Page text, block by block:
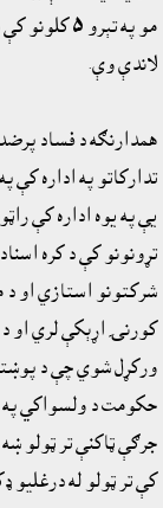
مو په تېرو
لاندې وې.
همدارنګه د فساد
تدارکاتو په اداره
يې په يوه اداره کې
تړونونو کې د کره
شرکتونو استازي او
کورنۍ اړېکې لري او
ورکړل شوي چې د
جرګې ټاکنې تر ټولو